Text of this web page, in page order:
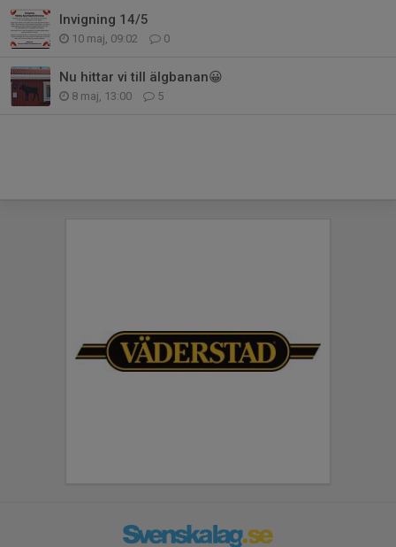
Invigning 14/5
10 maj, 09:02 0
Nu hittar vi till älgbanan😀
8 maj, 13:00 5